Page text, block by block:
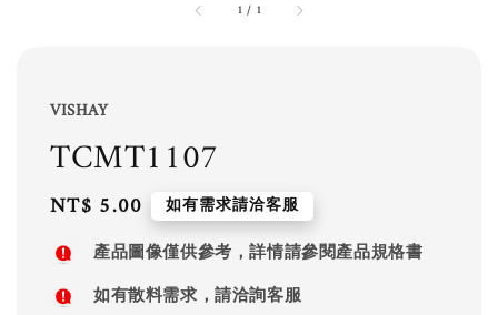
1 / 1
VISHAY
TCMT1107
Regular
price
NT$ 5.00 如有需求請洽客服
產品圖像僅供參考，詳情請參閱產品規格書
如有散料需求，請洽詢客服